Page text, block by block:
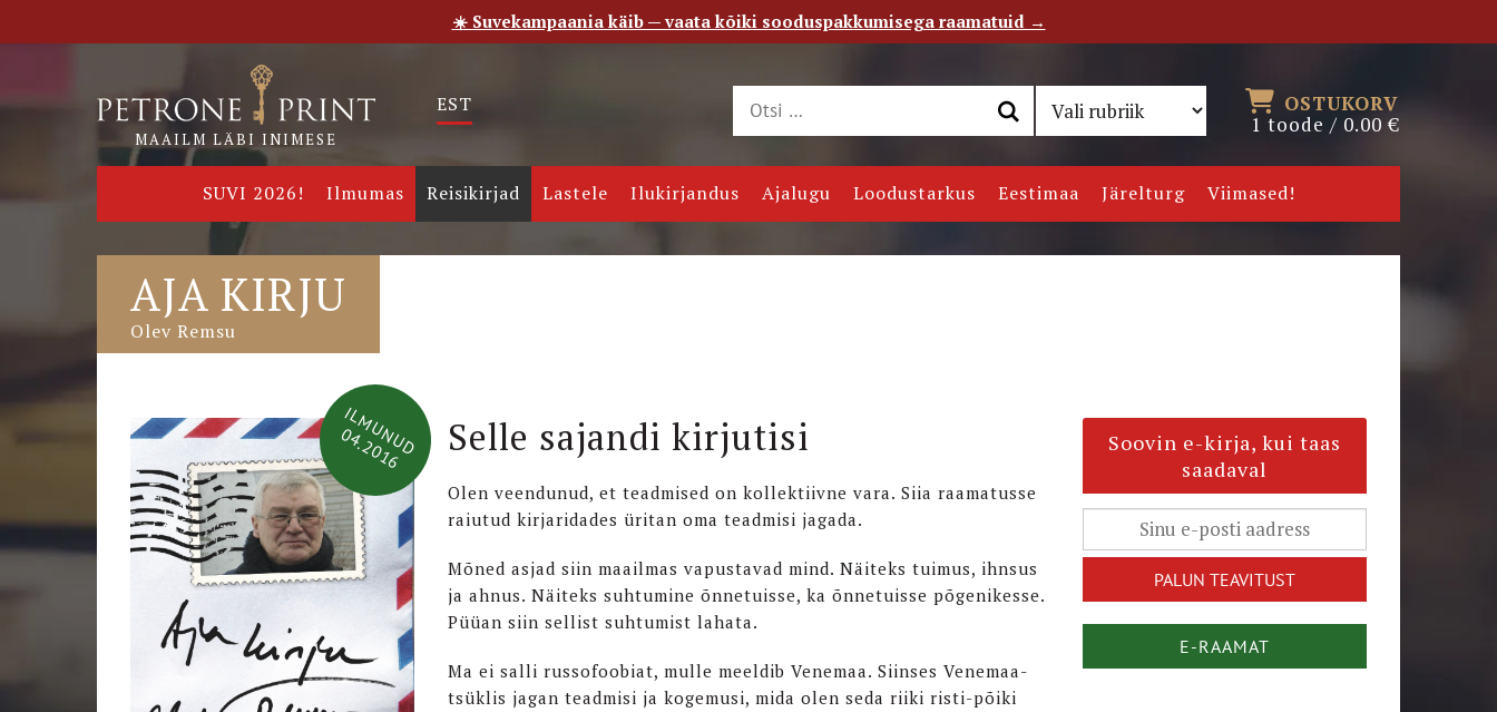
Meie saade Kontakt
MAAILM LÄBI INIMESE
EST
OSTUKORV
1 toode / 0.00€
SUVI 2026! Ilmumas Reisikirjad Lastele Ilukirjandus Ajalugu Loodustarkus Eestimaa Järelturg Viimased!
AJA KIRJU
Olev Remsu
ILMUNUD
04.2016 Selle sajandi kirjutisi
Olen veendunud, et teadmised on kollektiivne vara. Siia raamatusse
raiutud kirjaridades üritan oma teadmisi jagada.
Mõned asjad siin maailmas vapustavad mind. Näiteks tuimus, ihnsus
ja ahnus. Näiteks suhtumine õnnetuisse, ka õnnetuisse põgenikesse.
Püüan siin sellist suhtumist lahata.
Ma ei salli russofoobiat, mulle meeldib Venemaa. Siinses Venemaa-
tsüklis jagan teadmisi ja kogemusi, mida olen seda riiki risti-põiki
Soovin e-kirja, kui taas
saadaval
E-RAAMAT
☀️ Suvekampaania käib — vaata kõiki sooduspakkumisega raamatuid →